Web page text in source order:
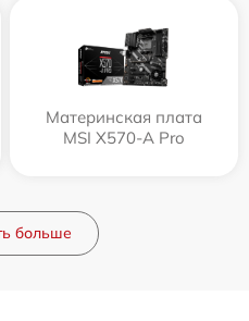
Материнская плата
MSI X570-A Pro
больше